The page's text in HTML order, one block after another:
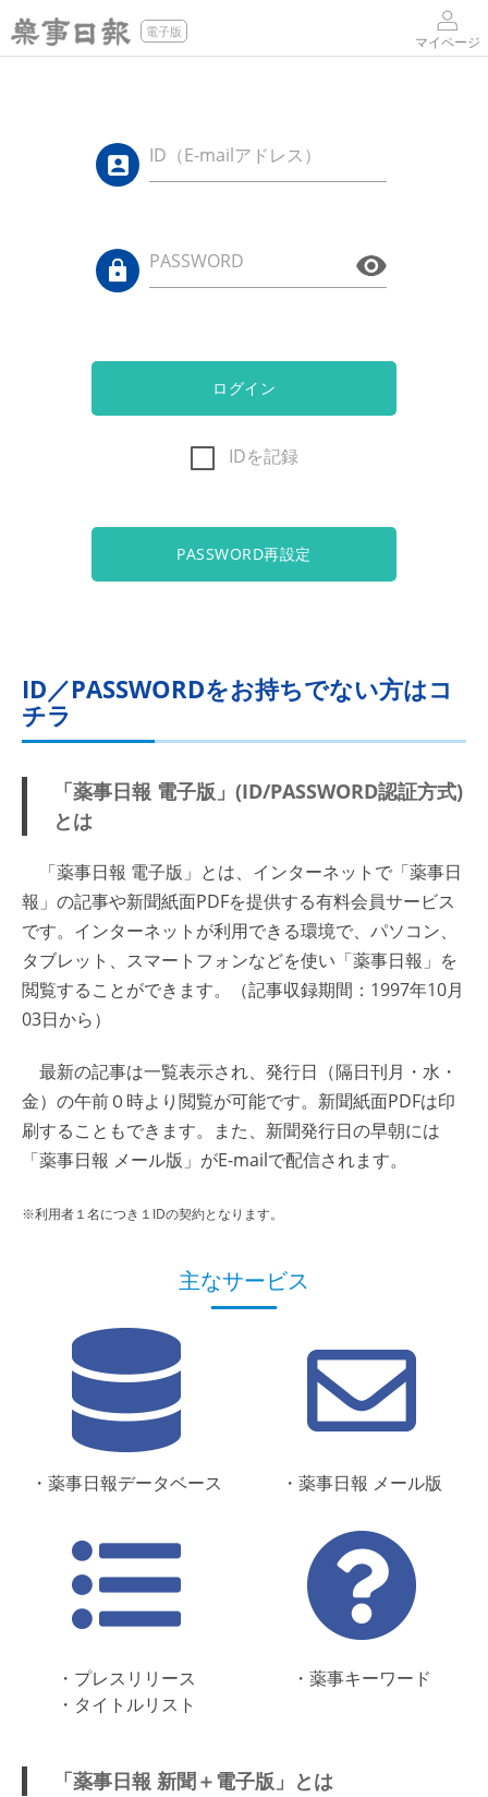
電子版
マイページ
ID（E-mailアドレス）
PASSWORD
ログイン
IDを記録
PASSWORD再設定
ID／PASSWORDをお持ちでない方はコ
チラ
「薬事日報 電子版」(ID/PASSWORD認証方式)
とは
「薬事日報 電子版」とは、インターネットで「薬事日
報」の記事や新聞紙面PDFを提供する有料会員サービス
です。インターネットが利用できる環境で、パソコン、
タブレット、スマートフォンなどを使い「薬事日報」を
閲覧することができます。（記事収録期間：1997年10月
03日から）
最新の記事は一覧表示され、発行日（隔日刊月・水・
金）の午前０時より閲覧が可能です。新聞紙面PDFは印
刷することもできます。また、新聞発行日の早朝には
「薬事日報 メール版」がE-mailで配信されます。
※利用者１名につき１IDの契約となります。
主なサービス
・薬事日報データベース ・薬事日報 メール版
・プレスリリース
・タイトルリスト
・薬事キーワード
「薬事日報 新聞＋電子版」とは